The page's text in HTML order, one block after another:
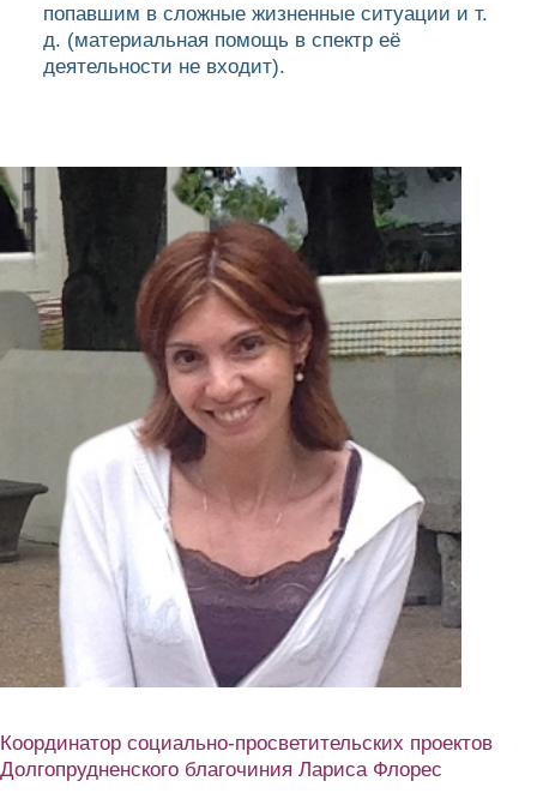
попавшим в сложные жизненные ситуации и т.
д. (материальная помощь в спектр её
деятельности не входит).
Координатор социально-просветительских проектов
Долгопрудненского благочиния Лариса Флорес